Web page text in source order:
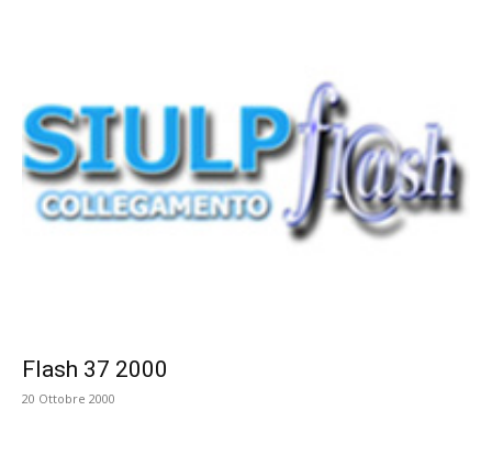
Flash 37 2000
20 Ottobre 2000